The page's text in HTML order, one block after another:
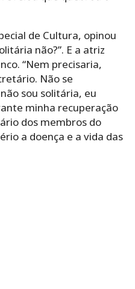
de Cultura, opinou
não?”. E a atriz
“Nem precisaria,
Não se
sou solitária, eu
minha recuperação
dos membros do
a doença e a vida das